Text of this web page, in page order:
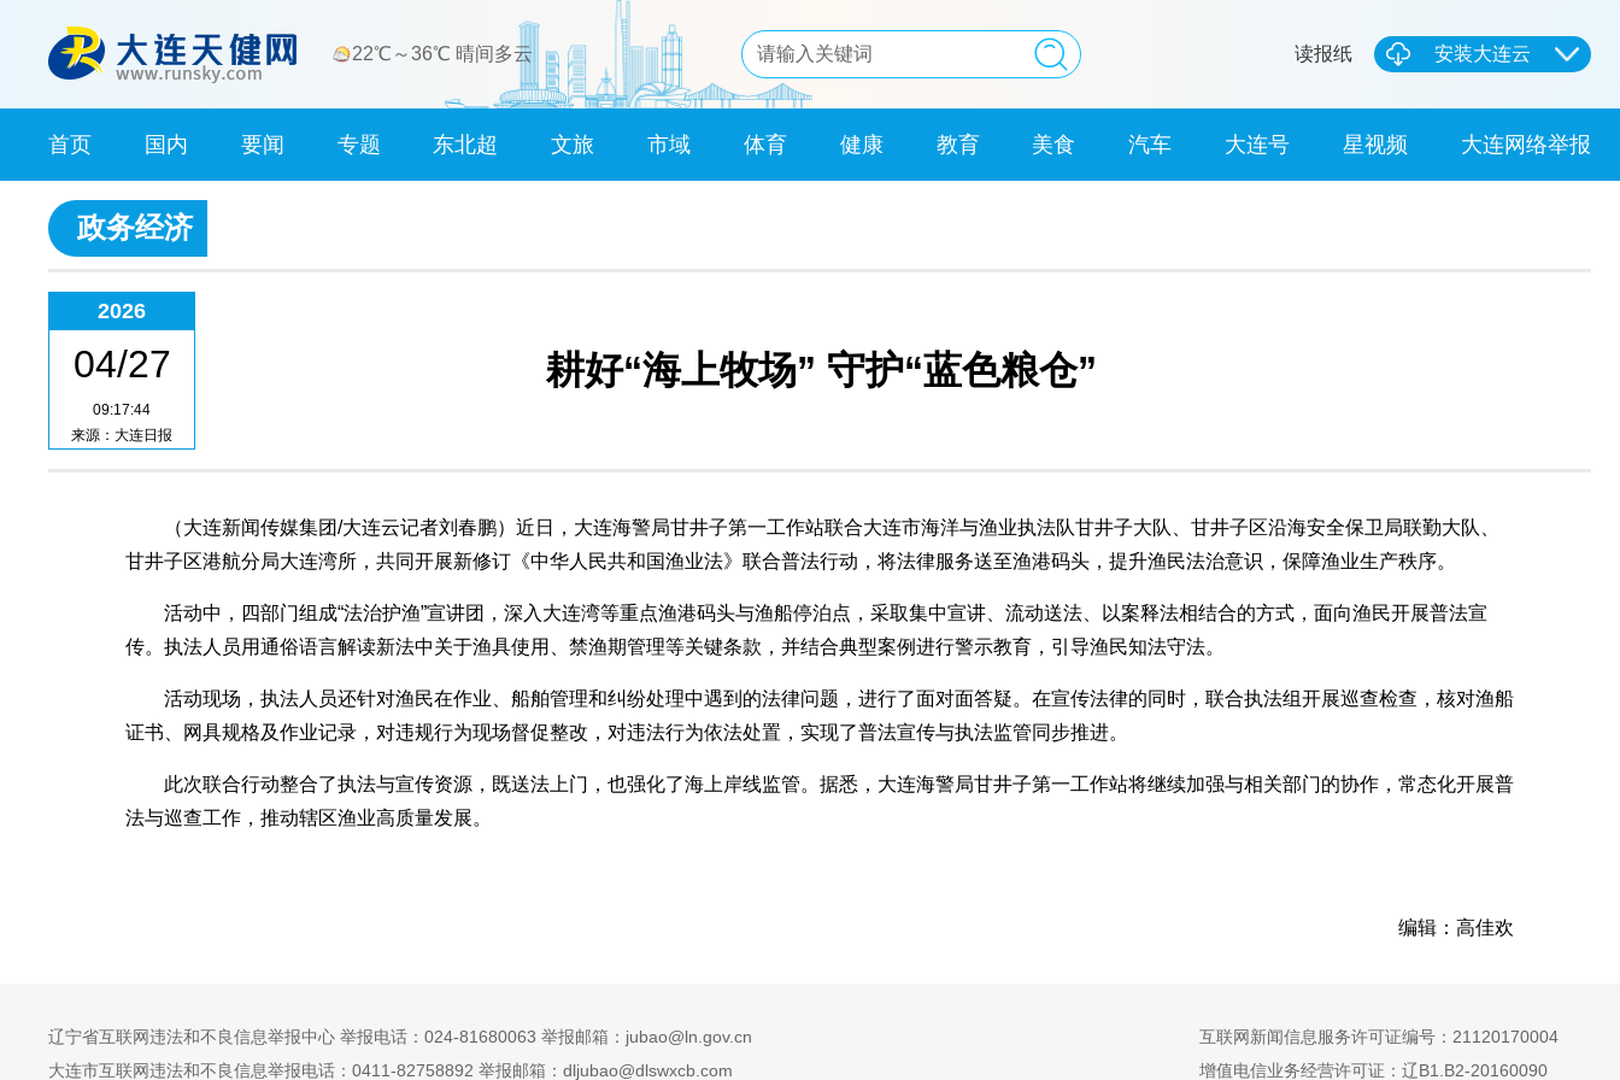
22℃～36℃ 晴间多云 读报纸 安装大连云
首页 国内 要闻 专题 东北超 文旅 市域 体育 健康 教育 美食 汽车 大连号 星视频 大连网络举报
政务经济
2026
04/27
09:17:44
来源：大连日报
耕好“海上牧场” 守护“蓝色粮仓”
（大连新闻传媒集团/大连云记者刘春鹏）近日，大连海警局甘井子第一工作站联合大连市海洋与渔业执法队甘井子大队、甘井子区沿海安全保卫局联勤大队、
甘井子区港航分局大连湾所，共同开展新修订《中华人民共和国渔业法》联合普法行动，将法律服务送至渔港码头，提升渔民法治意识，保障渔业生产秩序。
活动中，四部门组成“法治护渔”宣讲团，深入大连湾等重点渔港码头与渔船停泊点，采取集中宣讲、流动送法、以案释法相结合的方式，面向渔民开展普法宣
传。执法人员用通俗语言解读新法中关于渔具使用、禁渔期管理等关键条款，并结合典型案例进行警示教育，引导渔民知法守法。
活动现场，执法人员还针对渔民在作业、船舶管理和纠纷处理中遇到的法律问题，进行了面对面答疑。在宣传法律的同时，联合执法组开展巡查检查，核对渔船
证书、网具规格及作业记录，对违规行为现场督促整改，对违法行为依法处置，实现了普法宣传与执法监管同步推进。
此次联合行动整合了执法与宣传资源，既送法上门，也强化了海上岸线监管。据悉，大连海警局甘井子第一工作站将继续加强与相关部门的协作，常态化开展普
法与巡查工作，推动辖区渔业高质量发展。
编辑：高佳欢
辽宁省互联网违法和不良信息举报中心 举报电话：024-81680063 举报邮箱：jubao@ln.gov.cn
大连市互联网违法和不良信息举报电话：0411-82758892 举报邮箱：dljubao@dlswxcb.com
互联网新闻信息服务许可证编号： 21120170004
增值电信业务经营许可证： 辽B1.B2-20160090